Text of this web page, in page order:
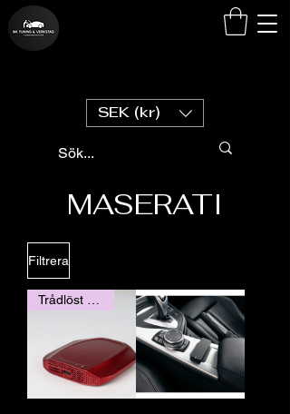
SEK (kr)
MASERATI
Filtrera